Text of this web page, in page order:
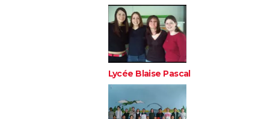
Lycée Blaise Pascal